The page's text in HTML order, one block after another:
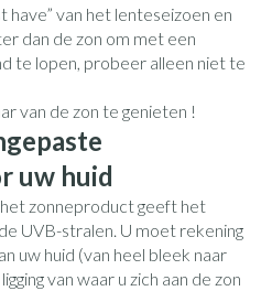
have” van het lenteseizoen en
dan de zon om met een
te lopen, probeer alleen niet te
van de zon te genieten !
uw huid
zonneproduct geeft het
UVB-stralen. U moet rekening
uw huid (van heel bleek naar
van waar u zich aan de zon